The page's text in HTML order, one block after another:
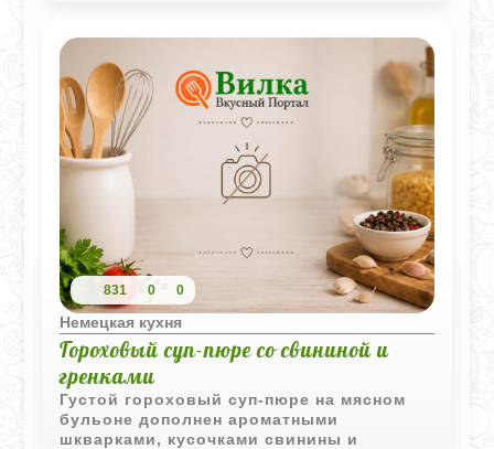
831 0 0
Немецкая кухня
Гороховый суп-пюре со свининой и
гренками
Густой гороховый суп-пюре на мясном
бульоне дополнен ароматными
шкварками, кусочками свинины и